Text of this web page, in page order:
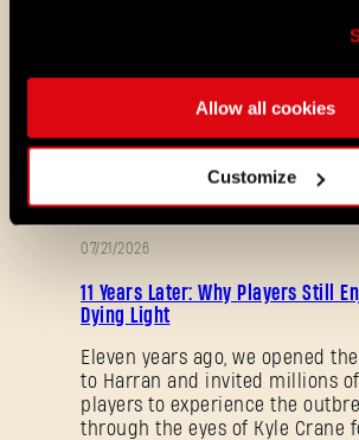
Allow all cookies
Customize
members can jump into the
experience Dying Light 2: Stay
as part of the Essential lineup.
07/21/2026
11 Years Later: Why Players Still
Dying Light
Eleven years ago, we opened
to Harran and invited millions of
players to experience the
through the eyes of Kyle Crane
Mot